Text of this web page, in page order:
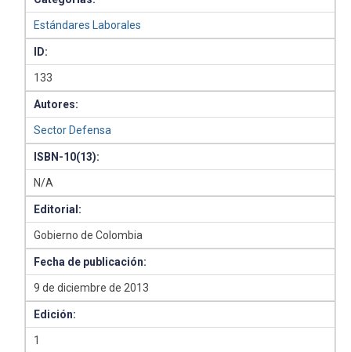
Estándares Laborales
ID:
133
Autores:
Sector Defensa
ISBN-10(13):
N/A
Editorial:
Gobierno de Colombia
Fecha de publicación:
9 de diciembre de 2013
Edición:
1